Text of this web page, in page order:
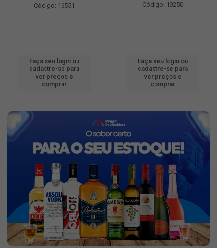
Código: 16551
Faça seu login ou
cadastre-se para
ver preços e
comprar
Código: 19250
Faça seu login ou
cadastre-se para
ver preços e
comprar